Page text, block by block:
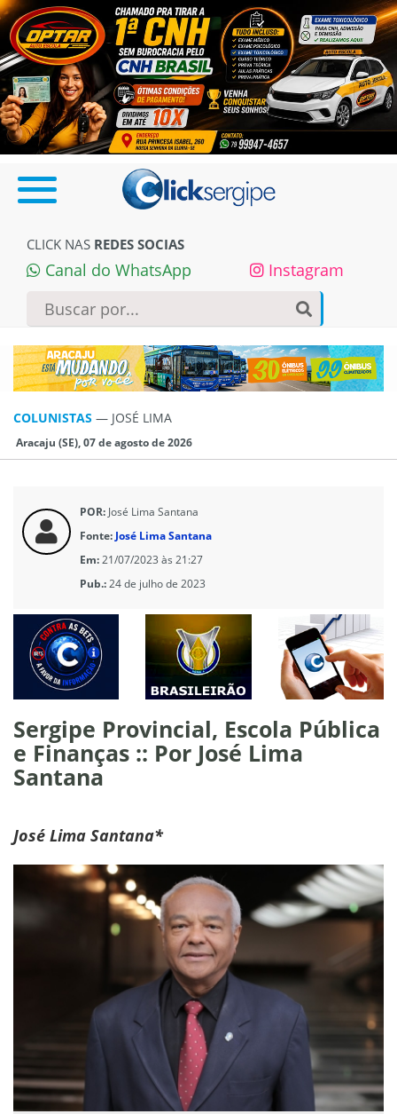
CLICK NAS REDES SOCIAS
Canal do WhatsApp Instagram
COLUNISTAS — JOSÉ LIMA
Aracaju (SE), 07 de agosto de 2026
POR: José Lima Santana
Fonte: José Lima Santana
Em:21/07/2023 às 21:27
Pub.:24 de julho de 2023
Sergipe Provincial, Escola Pública
e Finanças :: Por José Lima
Santana
José Lima Santana*